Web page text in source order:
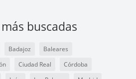
buscadas
Badajoz
Baleares
Ciudad Real
Córdoba